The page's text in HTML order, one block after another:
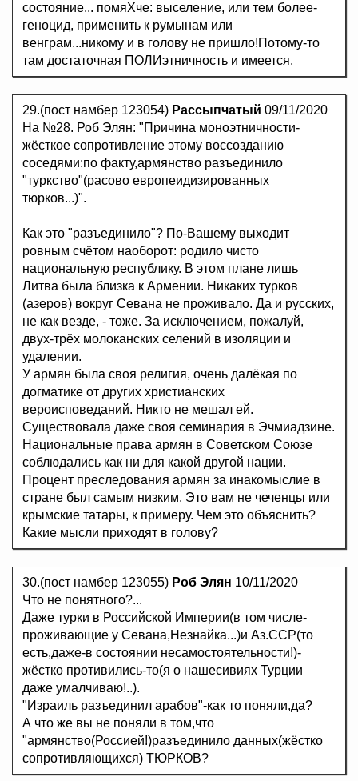
состояние... помяХче: выселение, или тем более-
геноцид, применить к румынам или
венграм...никому и в голову не пришло!Потому-то
там достаточная ПОЛИэтничность и имеется.
29.(пост намбер 123054) Рассыпчатый 09/11/2020
На №28. Роб Элян: "Причина моноэтничности-
жёсткое сопротивление этому воссозданию
соседями:по факту,армянство разъединило
"туркство"(расово европеидизированных
тюрков...)".
Как это "разъединило"? По-Вашему выходит
ровным счётом наоборот: родило чисто
национальную республику. В этом плане лишь
Литва была близка к Армении. Никаких турков
(азеров) вокруг Севана не проживало. Да и русских,
не как везде, - тоже. За исключением, пожалуй,
двух-трёх молоканских селений в изоляции и
удалении.
У армян была своя религия, очень далёкая по
догматике от других христианских
вероисповеданий. Никто не мешал ей.
Существовала даже своя семинария в Эчмиадзине.
Национальные права армян в Советском Союзе
соблюдались как ни для какой другой нации.
Процент преследования армян за инакомыслие в
стране был самым низким. Это вам не чеченцы или
крымские татары, к примеру. Чем это объяснить?
Какие мысли приходят в голову?
30.(пост намбер 123055) Роб Элян 10/11/2020
Что не понятного?...
Даже турки в Российской Империи(в том числе-
проживающие у Севана,Незнайка...)и Аз.ССР(то
есть,даже-в состоянии несамостоятельности!)-
жёстко противились-то(я о нашесивиях Турции
даже умалчиваю!..).
"Израиль разъединил арабов"-как то поняли,да?
А что же вы не поняли в том,что
"армянство(Россией!)разъединило данных(жёстко
сопротивляющихся) ТЮРКОВ?